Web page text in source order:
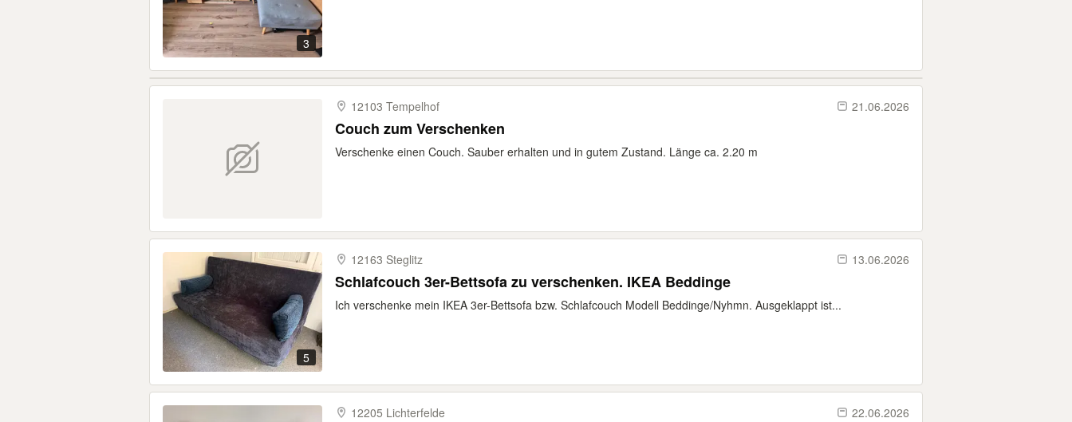
3
12103 Tempelhof 21.06.2026
Couch zum Verschenken
Verschenke einen Couch. Sauber erhalten und in gutem Zustand. Länge ca. 2.20 m
5
12163 Steglitz 13.06.2026
Schlafcouch 3er-Bettsofa zu verschenken. IKEA Beddinge
Ich verschenke mein IKEA 3er-Bettsofa bzw. Schlafcouch Modell Beddinge/Nyhmn. Ausgeklappt ist...
12205 Lichterfelde 22.06.2026